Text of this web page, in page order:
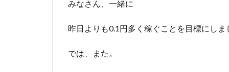
みなさん、一緒に
昨日よりも0.1円多く稼ぐことを目標にしま
では、また。